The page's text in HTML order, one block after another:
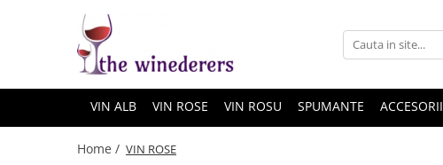
VIN ALB VIN ROSE VIN ROSU SPUMANTE ACCESORII
Home / VIN ROSE